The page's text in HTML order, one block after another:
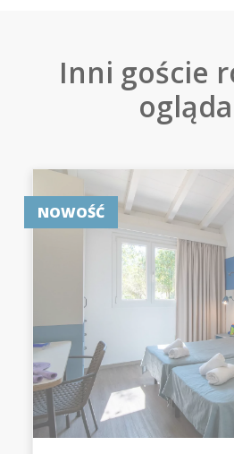
Inni goście
NOWOŚĆ